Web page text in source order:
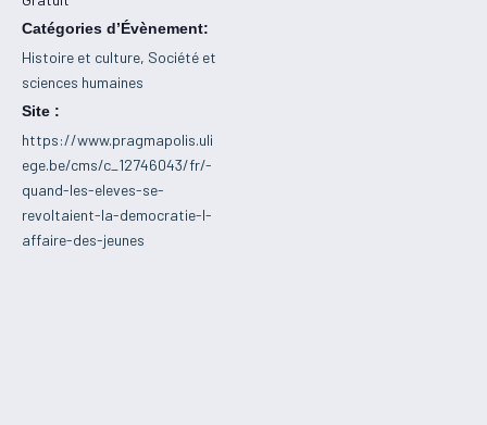
Catégories d’Évènement:
Histoire et culture, Société et
sciences humaines
Site :
https://www.pragmapolis.uli
ege.be/cms/c_12746043/fr/-
quand-les-eleves-se-
revoltaient-la-democratie-l-
affaire-des-jeunes